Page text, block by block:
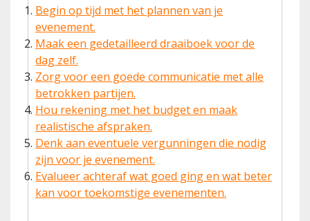
Begin op tijd met het plannen van je
evenement.
Maak een gedetailleerd draaiboek voor de
dag zelf.
Zorg voor een goede communicatie met alle
betrokken partijen.
Hou rekening met het budget en maak
realistische afspraken.
Denk aan eventuele vergunningen die nodig
zijn voor je evenement.
Evalueer achteraf wat goed ging en wat beter
kan voor toekomstige evenementen.